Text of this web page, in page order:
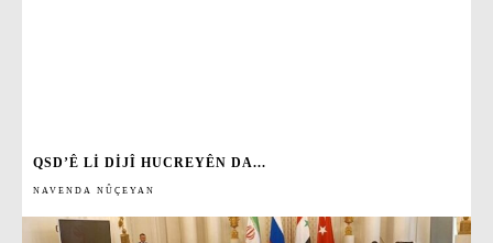
QSD’Ê LI DIJÎ HUCREYÊN DA...
NAVENDA NÛÇEYAN